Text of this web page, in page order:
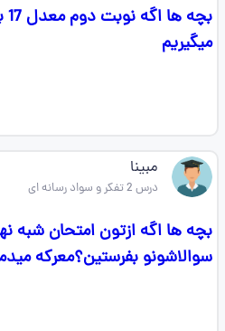
میگیریم
مبینا
درس 2 تفکر و سواد رسانه ای
بچه ها اگه ازتون امتحان شبه
سوالاشونو بفرستین؟معرکه